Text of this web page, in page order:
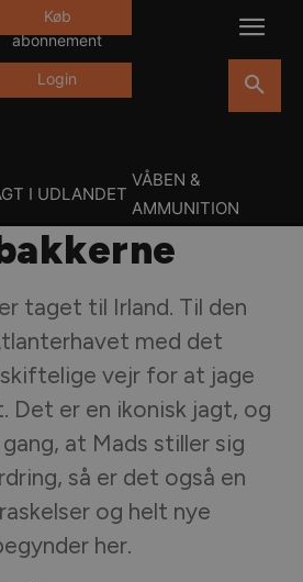
Køb
abonnement
Login
I UDLANDET
VÅBEN &
AMMUNITION
taget til Irland. Til den
med det
vejr for at jage
Det er en ikonisk jagt, og
at Mads stiller sig
så er det også en
og helt nye
her.